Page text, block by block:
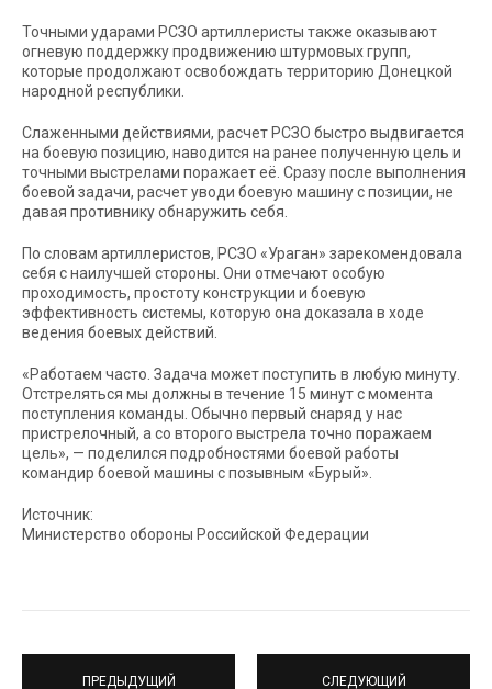
Точными ударами РСЗО артиллеристы также оказывают
огневую поддержку продвижению штурмовых групп,
которые продолжают освобождать территорию Донецкой
народной республики.
Слаженными действиями, расчет РСЗО быстро выдвигается
на боевую позицию, наводится на ранее полученную цель и
точными выстрелами поражает её. Сразу после выполнения
боевой задачи, расчет уводи боевую машину с позиции, не
давая противнику обнаружить себя.
По словам артиллеристов, РСЗО «Ураган» зарекомендовала
себя с наилучшей стороны. Они отмечают особую
проходимость, простоту конструкции и боевую
эффективность системы, которую она доказала в ходе
ведения боевых действий.
«Работаем часто. Задача может поступить в любую минуту.
Отстреляться мы должны в течение 15 минут с момента
поступления команды. Обычно первый снаряд у нас
пристрелочный, а со второго выстрела точно поражаем
цель», — поделился подробностями боевой работы
командир боевой машины с позывным «Бурый».
Источник:
Министерство обороны Российской Федерации
ПРЕДЫДУЩИЙ СЛЕДУЮЩИЙ